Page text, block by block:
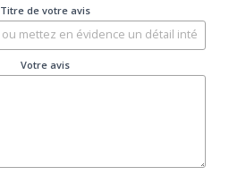
Titre de votre avis
Votre avis